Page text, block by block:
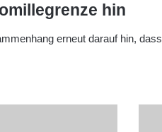
hin
erneut darauf hin, dass